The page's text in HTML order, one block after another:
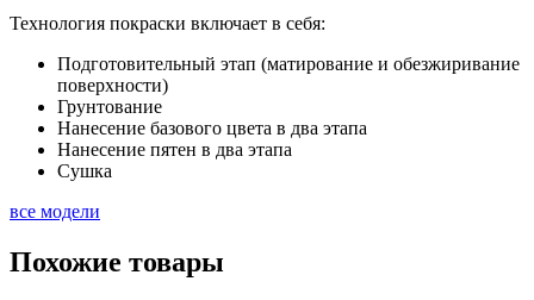
Технология покраски включает в себя:
Подготовительный этап (матирование и обезжиривание
поверхности)
Грунтование
Нанесение базового цвета в два этапа
Нанесение пятен в два этапа
Сушка
все модели
Похожие товары